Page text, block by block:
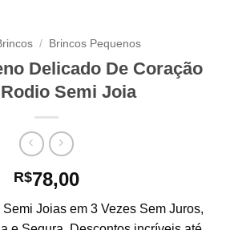
/ Brincos Pequenos
Delicado De Coração
Semi Joia
R$78,00
Joias em 3 Vezes Sem Juros,